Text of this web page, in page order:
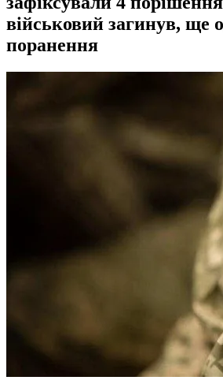
військовий загинув, ще
поранення